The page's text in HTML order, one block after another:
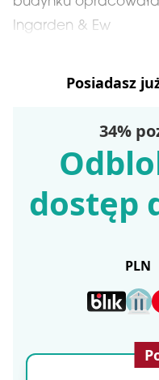
Ingarden & Ew
Posiadasz
34%
dostęp
PLN